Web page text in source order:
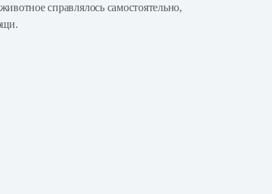
справлялось самостоятельно,